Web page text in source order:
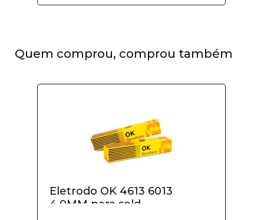
Quem comprou, comprou também
Eletrodo OK 4613 6013
4,0MM para sold...